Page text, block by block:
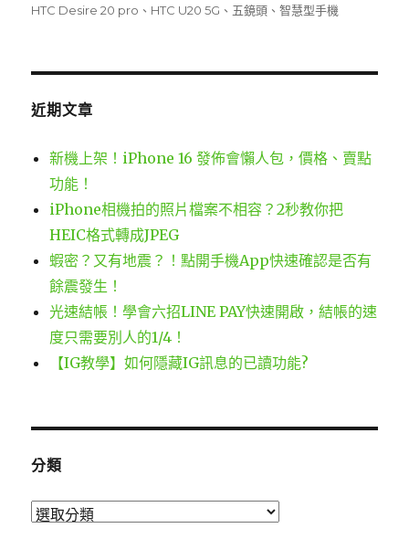
佈
類
籤
HTC Desire 20 pro 、 HTC U20 5G 、 五鏡頭 、智慧型手機
近期文章
新機上架！iPhone 16 發佈會懶人包，價格、賣點
功能！
iPhone相機拍的照片檔案不相容？2秒教你把
HEIC格式轉成JPEG
蝦密？又有地震？！點開手機App快速確認是否有
餘震發生！
光速結帳！學會六招LINE PAY快速開啟，結帳的速
度只需要別人的1/4！
【IG教學】如何隱藏IG訊息的已讀功能?
分類
分